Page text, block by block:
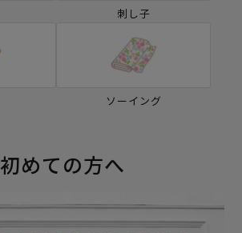
刺し子
ソーイング
初めての方へ